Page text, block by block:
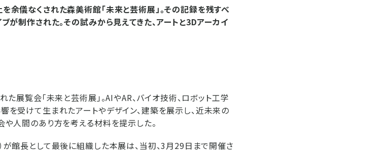
余儀なくされた森美術館「未来と芸術展」。その記録を残すべ
が制作された。その試みから見えてきた、アートと3Dアーカイ
展覧会「未来と芸術展」。AIやAR、バイオ技術、ロボット工学
を受けて生まれたアートやデザイン、建築を展示し、近未来の
人間のあり方を考える材料を提示した。
が館長として最後に組織した本展は、当初、3月29日まで開催さ